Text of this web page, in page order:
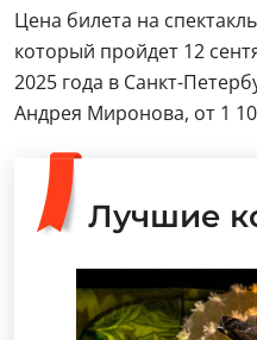
Цена билета на
который пройдет 12
2025 года в Санкт-
Андрея Миронова, от 1
Лучшие